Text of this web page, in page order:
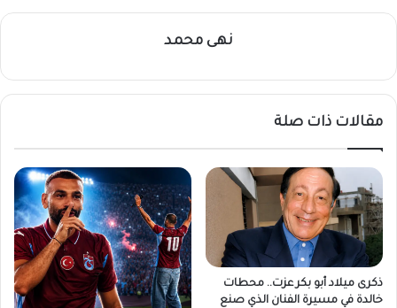
نهى محمد
مقالات ذات صلة
ذكرى ميلاد أبو بكر عزت.. محطات
خالدة في مسيرة الفنان الذي صنع